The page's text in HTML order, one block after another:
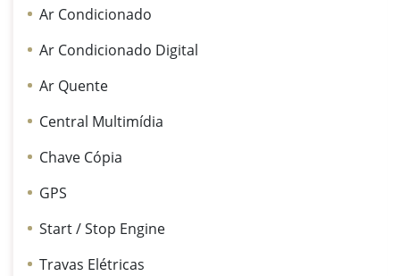
Ar Condicionado
Ar Condicionado Digital
Ar Quente
Central Multimídia
Chave Cópia
GPS
Start / Stop Engine
Travas Elétricas